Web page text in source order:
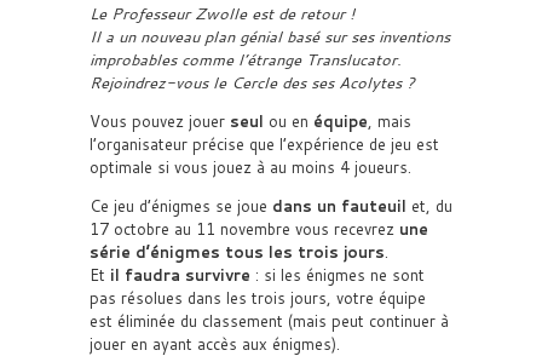
Le Professeur Zwolle est de retour !
Il a un nouveau plan génial basé sur ses inventions
improbables comme l’étrange Translucator.
Rejoindrez-vous le Cercle des ses Acolytes ?
Vous pouvez jouer seul ou en équipe, mais
l’organisateur précise que l’expérience de jeu est
optimale si vous jouez à au moins 4 joueurs.
Ce jeu d’énigmes se joue dans un fauteuil et, du
17 octobre au 11 novembre vous recevrez une
série d’énigmes tous les trois jours.
Et il faudra survivre : si les énigmes ne sont
pas résolues dans les trois jours, votre équipe
est éliminée du classement (mais peut continuer à
jouer en ayant accès aux énigmes).